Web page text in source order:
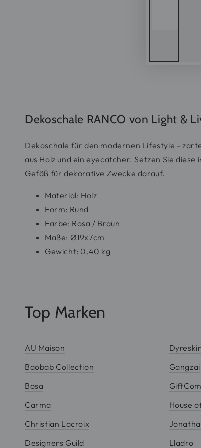
Dekoschale RANCO von Light &
Dekoschale für den modernen Lifestyle -
aus Holz und ein eyecatcher. Setzen Sie
Gefäß für dekorative Zwecke darauf.
Material: Holz
Form: Rund
Farbe: Rosa / Braun
Maße: Ø19x7cm
Gewicht: 0.40 kg
Top Marken
AU Maison
Baobab Collection
Bosa
Carma
Christian Lacroix
Designers Guild
Gangzai
House
Lladro